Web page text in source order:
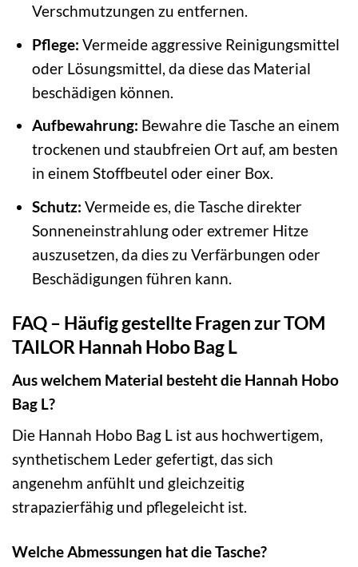
Verschmutzungen zu entfernen.
Pflege: Vermeide aggressive Reinigungsmittel
oder Lösungsmittel, da diese das Material
beschädigen können.
Aufbewahrung: Bewahre die Tasche an einem
trockenen und staubfreien Ort auf, am besten
in einem Stoffbeutel oder einer Box.
Schutz: Vermeide es, die Tasche direkter
Sonneneinstrahlung oder extremer Hitze
auszusetzen, da dies zu Verfärbungen oder
Beschädigungen führen kann.
FAQ – Häufig gestellte Fragen zur TOM
TAILOR Hannah Hobo Bag L
Aus welchem Material besteht die Hannah Hobo
Bag L?
Die Hannah Hobo Bag L ist aus hochwertigem,
synthetischem Leder gefertigt, das sich
angenehm anfühlt und gleichzeitig
strapazierfähig und pflegeleicht ist.
Welche Abmessungen hat die Tasche?